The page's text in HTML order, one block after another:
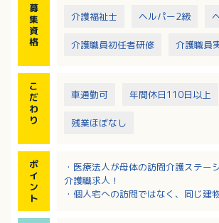
募
集
資
格
介護福祉士 ヘルパー2級
介護職員初任者研修 介護職員
こ
だ
わ
り
車通勤可 年間休日110日以上
残業ほぼなし
ポ
イ
ン
ト
・医療法人が母体の訪問介護ステー
介護職求人！
・個人宅への訪問ではなく、同じ建